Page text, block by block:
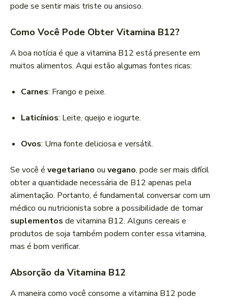
pode se sentir mais triste ou ansioso.
Como Você Pode Obter Vitamina B12?
A boa notícia é que a vitamina B12 está presente em
muitos alimentos. Aqui estão algumas fontes ricas:
Carnes: Frango e peixe.
Laticínios: Leite, queijo e iogurte.
Ovos: Uma fonte deliciosa e versátil.
Se você é vegetariano ou vegano, pode ser mais difícil
obter a quantidade necessária de B12 apenas pela
alimentação. Portanto, é fundamental conversar com um
médico ou nutricionista sobre a possibilidade de tomar
suplementos de vitamina B12. Alguns cereais e
produtos de soja também podem conter essa vitamina,
mas é bom verificar.
Absorção da Vitamina B12
A maneira como você consome a vitamina B12 pode